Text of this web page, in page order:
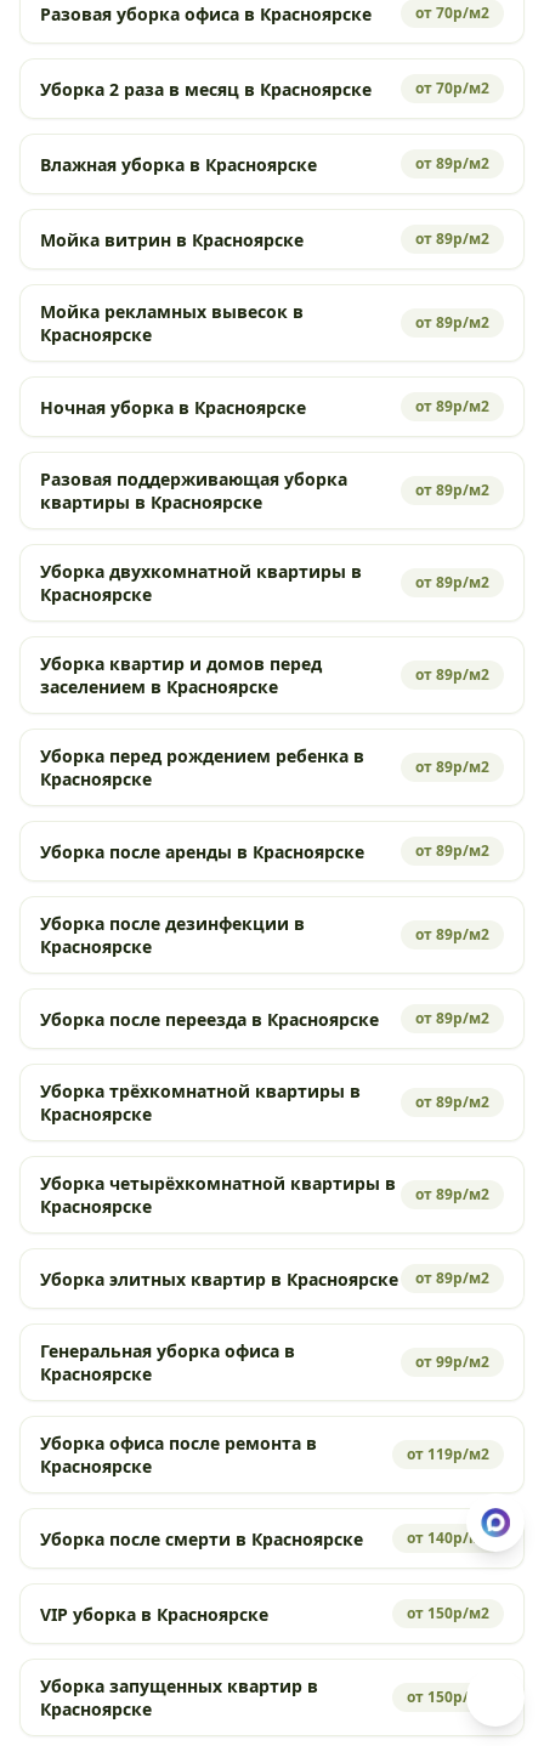
Разовая уборка офиса в Красноярске от 70р/м2
Уборка 2 раза в месяц в Красноярске от 70р/м2
Влажная уборка в Красноярске от 89р/м2
Мойка витрин в Красноярске от 89р/м2
Мойка рекламных вывесок в
Красноярске
от 89р/м2
Ночная уборка в Красноярске от 89р/м2
Разовая поддерживающая уборка
квартиры в Красноярске
от 89р/м2
Уборка двухкомнатной квартиры в
Красноярске
от 89р/м2
Уборка квартир и домов перед
заселением в Красноярске
от 89р/м2
Уборка перед рождением ребенка в
Красноярске
от 89р/м2
Уборка после аренды в Красноярске от 89р/м2
Уборка после дезинфекции в
Красноярске
от 89р/м2
Уборка после переезда в Красноярске от 89р/м2
Уборка трёхкомнатной квартиры в
Красноярске
от 89р/м2
Уборка четырёхкомнатной квартиры в
Красноярске
от 89р/м2
Уборка элитных квартир в Красноярске от 89р/м2
Генеральная уборка офиса в
Красноярске
от 99р/м2
Уборка офиса после ремонта в
Красноярске
от 119р/м2
Уборка после смерти в Красноярске от 140р/м2
VIP уборка в Красноярске от 150р/м2
Уборка запущенных квартир в
Красноярске
от 150р/м2